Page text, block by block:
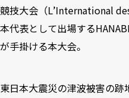
競技大会（L’International
本代表として出場する
が手掛ける本大会。
東日本大震災の津波被害の